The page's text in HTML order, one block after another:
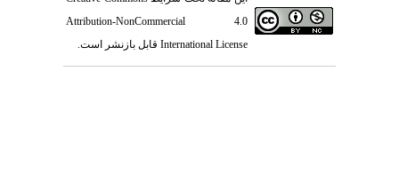
Attribution-NonCommercial 4.0
International License قابل بازنشر است.